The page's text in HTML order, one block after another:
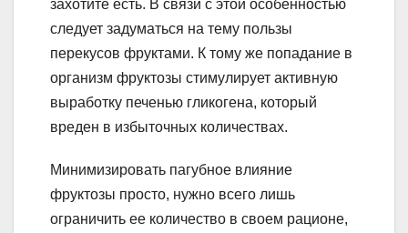
захотите есть. В связи с этой особенностью
следует задуматься на тему пользы
перекусов фруктами. К тому же попадание в
организм фруктозы стимулирует активную
выработку печенью гликогена, который
вреден в избыточных количествах.
Минимизировать пагубное влияние
фруктозы просто, нужно всего лишь
ограничить ее количество в своем рационе,